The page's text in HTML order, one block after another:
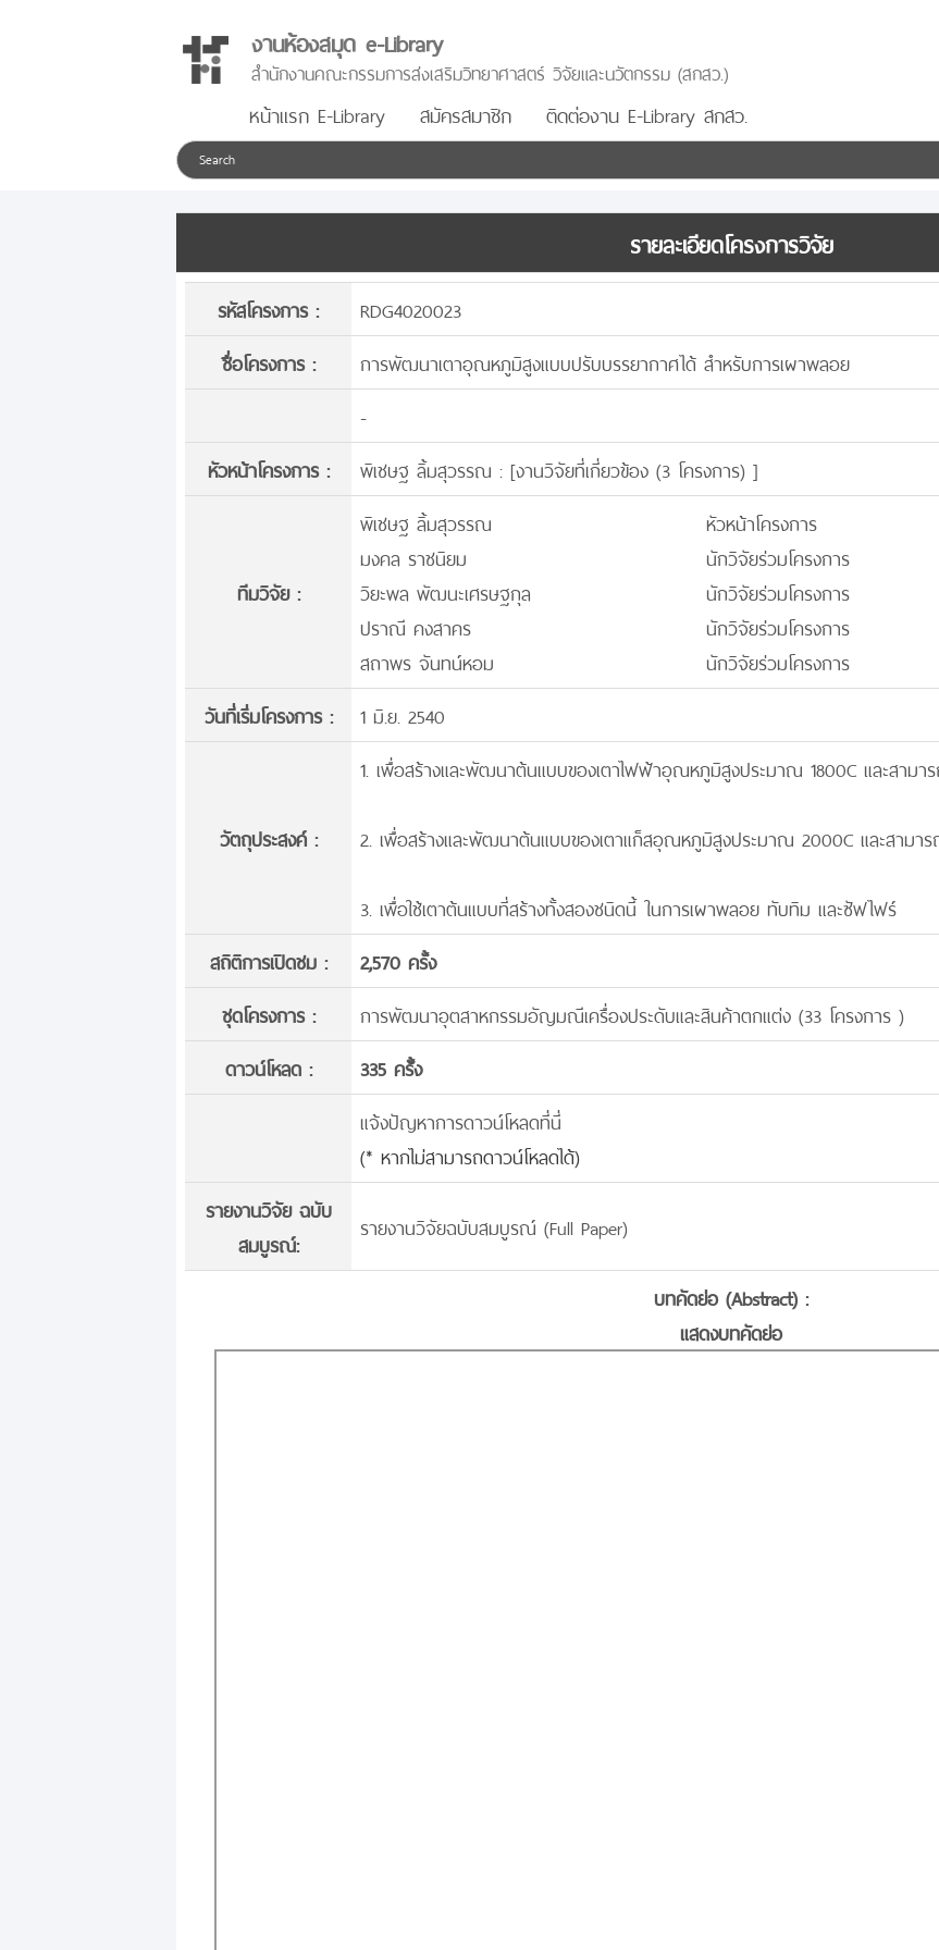
งานห้องสมุด e-Library
สำนักงานคณะกรรมการส่งเสริมวิทยาศาสตร์ วิจัยและนวัตกรรม (สกสว.)
หน้าแรก E-Library สมัครสมาชิก ติดต่องาน E-Library สกสว.
รายละเอียดโครงการวิจัย
รหัสโครงการ :
RDG4020023
ชื่อโครงการ :
การพัฒนาเตาอุณหภูมิสูงแบบปรับบรรยากาศได้ สำหรับการเผาพลอย
-
หัวหน้าโครงการ :
พิเชษฐ ลิ้มสุวรรณ : [งานวิจัยที่เกี่ยวข้อง (3 โครงการ) ]
ทีมวิจัย :
พิเชษฐ ลิ้มสุวรรณ
หัวหน้าโครงการ
มงคล ราชนิยม
นักวิจัยร่วมโครงการ
วิยะพล พัฒนะเศรษฐกุล
นักวิจัยร่วมโครงการ
ปราณี คงสาคร
นักวิจัยร่วมโครงการ
สถาพร จันทน์หอม
นักวิจัยร่วมโครงการ
วันที่เริ่มโครงการ :
1 มิ.ย. 2540
วัตถุประสงค์ :
1. เพื่อสร้างและพัฒนาต้นแบบของเตาไฟฟ้าอุณหภูมิสูงประมาณ 1800C และสามา
2. เพื่อสร้างและพัฒนาต้นแบบของเตาแก็สอุณหภูมิสูงประมาณ 2000C และสามา
3. เพื่อใช้เตาต้นแบบที่สร้างทั้งสองชนิดนี้ ในการเผาพลอย ทับทิม และซัฟไฟร์
สถิติการเปิดชม :
2,570 ครั้ง
ชุดโครงการ :
การพัฒนาอุตสาหกรรมอัญมณีเครื่องประดับและสินค้าตกแต่ง (33 โครงการ )
ดาวน์โหลด :
335 ครั้้ง
แจ้งปัญหาการดาวน์โหลดที่นี่
(* หากไม่สามารถดาวน์โหลดได้)
รายงานวิจัย ฉบับ
สมบูรณ์:
รายงานวิจัยฉบับสมบูรณ์ (Full Paper)
บทคัดย่อ (Abstract) :
แสดงบทคัดย่อ